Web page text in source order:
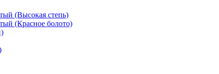
(Высокая степь)
(Красное болото)